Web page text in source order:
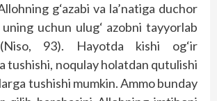
g‘azabi va la’natiga duchor
uning uchun ulug‘ azobni tayyorlab
(Niso, 93). Hayotda kishi og‘ir
tushishi, noqulay holatdan qutulishi
tushishi mumkin. Ammo bunday